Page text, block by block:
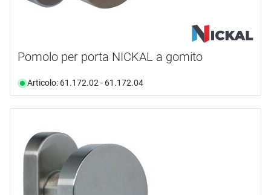
Pomolo per porta NICKAL a gomito
Articolo: 61.172.02 - 61.172.04